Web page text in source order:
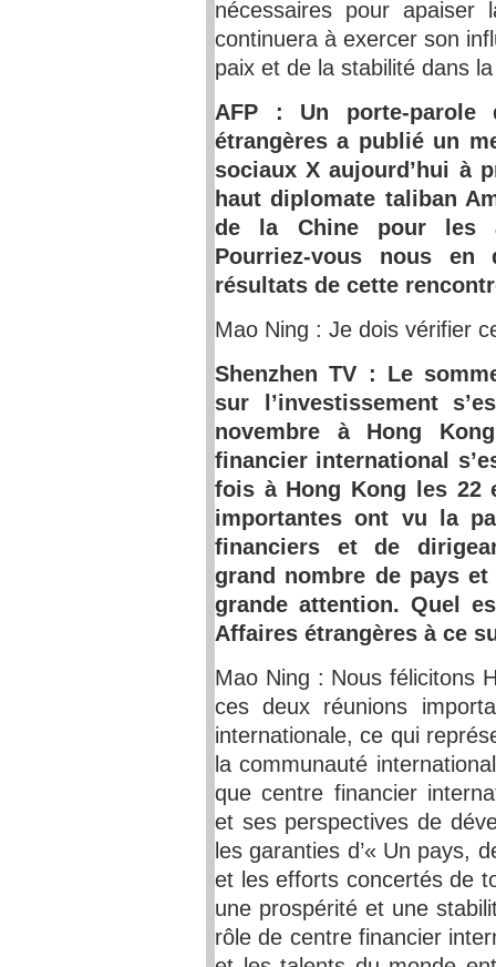
nécessaires pour
continuera à exercer son
paix et de la stabilité dans
AFP : Un porte-parole
étrangères a publié un
sociaux X aujourd’hui à
haut diplomate taliban
de la Chine pour les
Pourriez-vous nous
résultats de cette
Mao Ning : Je dois vérifier
Shenzhen TV : Le
sur l’investissement
novembre à Hong
financier international
fois à Hong Kong les 22
importantes ont vu la
financiers et de
grand nombre de pays
grande attention. Quel
Affaires étrangères à ce
Mao Ning : Nous félicitons
ces deux réunions
internationale, ce qui
la communauté
que centre financier
et ses perspectives de
les garanties d’« Un pays,
et les efforts concertés de
une prospérité et une
rôle de centre financier